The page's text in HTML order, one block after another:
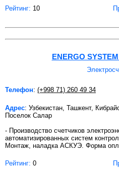
Рейтинг: 10
ENERGO
Телефон: (+998 71) 260 49 34
Адрес: Узбекистан, Ташкент,
Поселок Салар
- Производство счетчиков
автоматизированных систем
Монтаж, наладка АСКУЭ. Форма
Рейтинг: 0